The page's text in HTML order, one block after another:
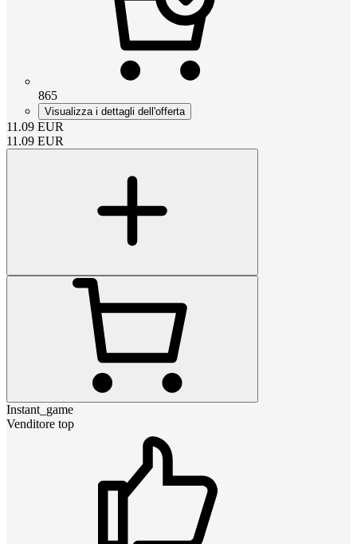
865
Visualizza i dettagli dell'offerta
11.09 EUR
11.09 EUR
Instant_game
Venditore top